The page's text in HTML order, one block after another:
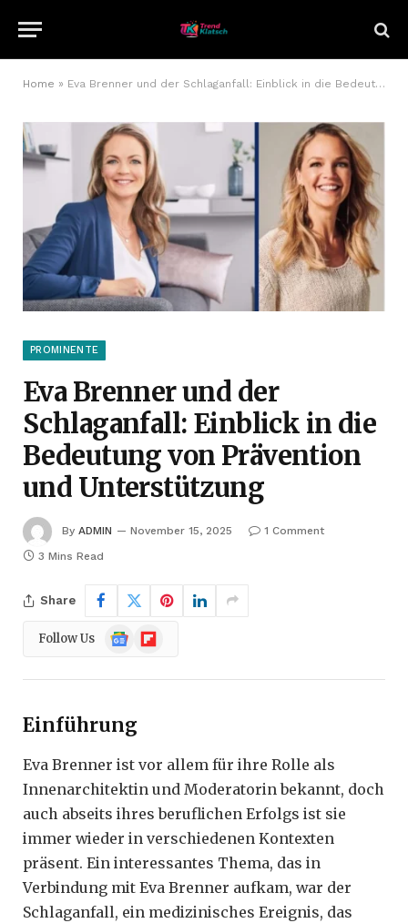
Home » Eva Brenner und der Schlaganfall: Einblick in die Bedeutung von Prävention und Unterstützung
PROMINENTE
Eva Brenner und der
Schlaganfall: Einblick in die
Bedeutung von Prävention
und Unterstützung
By ADMIN November 15, 2025
1 Comment
3 Mins Read
Share
Follow Us
Google
News
Flipboard
Einführung
Eva Brenner ist vor allem für ihre Rolle als
Innenarchitektin und Moderatorin bekannt, doch
auch abseits ihres beruflichen Erfolgs ist sie
immer wieder in verschiedenen Kontexten
präsent. Ein interessantes Thema, das in
Verbindung mit Eva Brenner aufkam, war der
Schlaganfall, ein medizinisches Ereignis, das